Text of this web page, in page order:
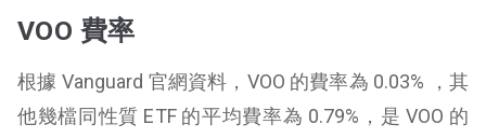
VOO 費率
根據 Vanguard 官網資料，VOO 的費率為 0.03% ，其
他幾檔同性質 ETF 的平均費率為 0.79%，是 VOO 的